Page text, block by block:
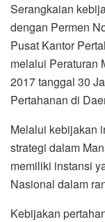
Serangkaian
dengan Permen
Pusat Kantor
melalui Peraturan
2017 tanggal 30
Pertahanan di
Melalui kebijakan
strategi dalam
memiliki instansi
Nasional dalam
Kebijakan